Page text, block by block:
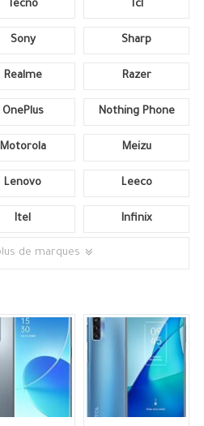
Tecno Tcl
Sony Sharp
Realme Razer
OnePlus Nothing Phone
Motorola Meizu
Lenovo Leeco
Itel Infinix
de marques